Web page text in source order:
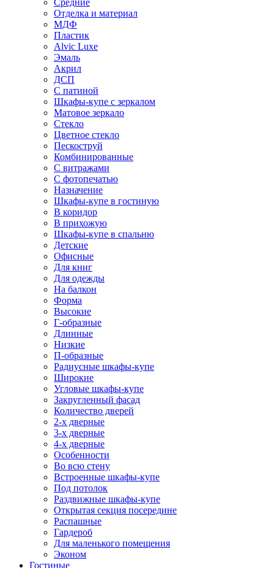
Средние
Отделка и материал
МДФ
Пластик
Alvic Luxe
Эмаль
Акрил
ДСП
С патиной
Шкафы-купе с зеркалом
Матовое зеркало
Стекло
Цветное стекло
Пескоструй
Комбинированные
С витражами
С фотопечатью
Назначение
Шкафы-купе в гостиную
В коридор
В прихожую
Шкафы-купе в спальню
Детские
Офисные
Для книг
Для одежды
На балкон
Форма
Высокие
Г-образные
Длинные
Низкие
П-образные
Радиусные шкафы-купе
Широкие
Угловые шкафы-купе
Закругленный фасад
Количество дверей
2-х дверные
3-х дверные
4-х дверные
Особенности
Во всю стену
Встроенные шкафы-купе
Под потолок
Раздвижные шкафы-купе
Открытая секция посередине
Распашные
Гардероб
Для маленького помещения
Эконом
Гостиные